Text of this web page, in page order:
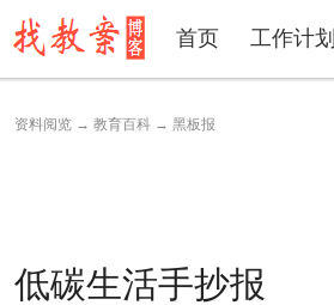
首页 工作计划
资料阅览 → 教育百科 → 黑板报
低碳生活手抄报